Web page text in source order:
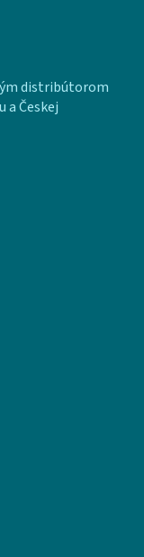
distribútorom
a Českej